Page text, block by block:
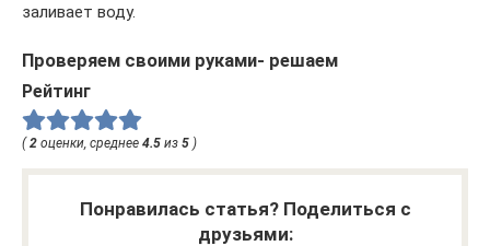
заливает воду.
Проверяем своими руками- решаем
Рейтинг
(2 оценки, среднее 4.5 из 5 )
Понравилась статья? Поделиться с
друзьями: